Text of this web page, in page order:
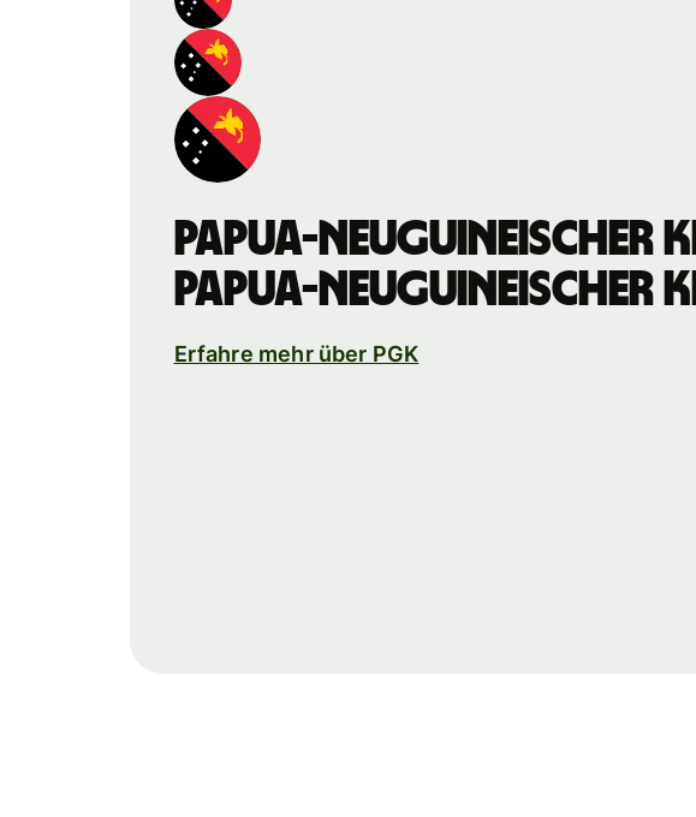
papua-neuguineischer
papua-neuguineischer
Erfahre mehr über PGK